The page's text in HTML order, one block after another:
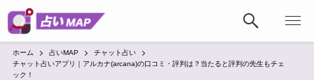
ホーム 占いMAP
チャット占い
チャット占いアプリ｜アルカナ(arcana)の口コミ・評判は？当たると評判の先生もチェ
ック！